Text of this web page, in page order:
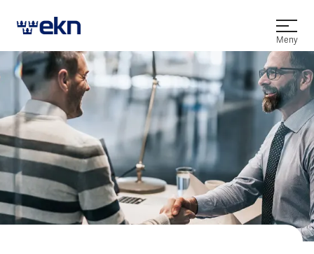
Öppna
Meny